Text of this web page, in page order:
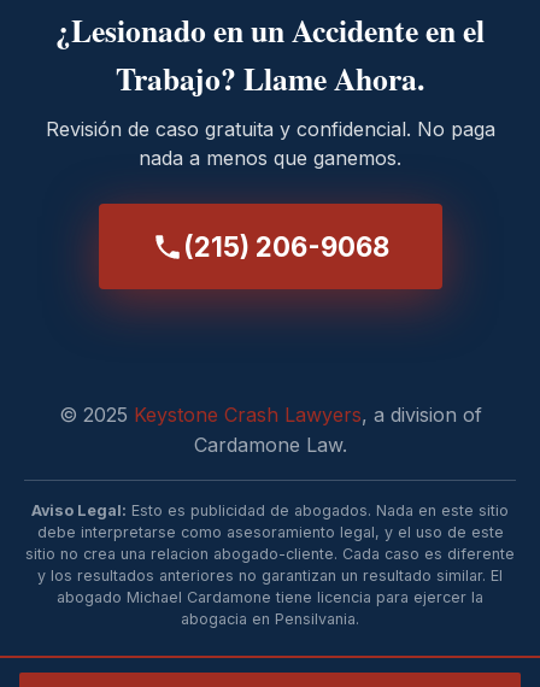
¿Lesionado en un Accidente en el
Trabajo? Llame Ahora.
Revisión de caso gratuita y confidencial. No paga
nada a menos que ganemos.
(215) 206-9068
© 2025 Keystone Crash Lawyers, a division of
Cardamone Law.
Aviso Legal: Esto es publicidad de abogados. Nada en este sitio
debe interpretarse como asesoramiento legal, y el uso de este
sitio no crea una relacion abogado-cliente. Cada caso es diferente
y los resultados anteriores no garantizan un resultado similar. El
abogado Michael Cardamone tiene licencia para ejercer la
abogacia en Pensilvania.